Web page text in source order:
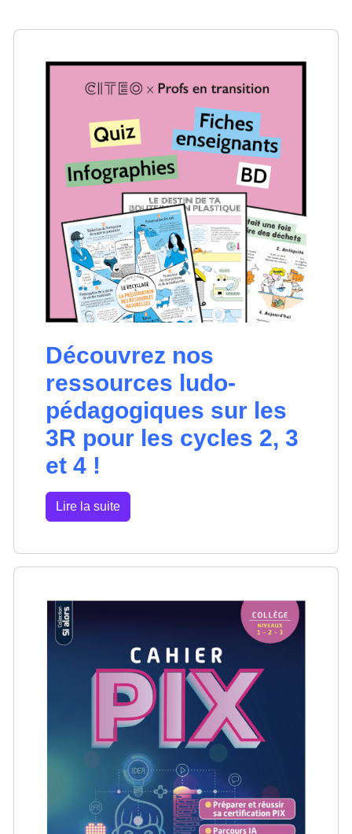
Découvrez nos
ressources ludo-
pédagogiques sur les
3R pour les cycles 2, 3
et 4 !
Lire la suite